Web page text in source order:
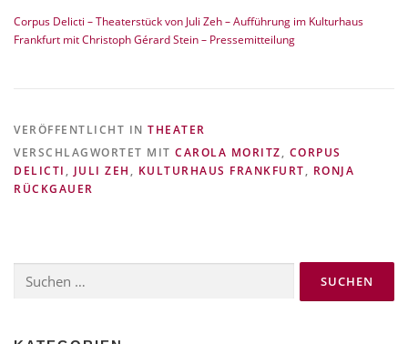
Corpus Delicti – Theaterstück von Juli Zeh – Aufführung im Kulturhaus
Frankfurt mit Christoph Gérard Stein – Pressemitteilung
VERÖFFENTLICHT IN THEATER
VERSCHLAGWORTET MIT CAROLA MORITZ, CORPUS
DELICTI , JULI ZEH , KULTURHAUS FRANKFURT, RONJA
RÜCKGAUER
nach: